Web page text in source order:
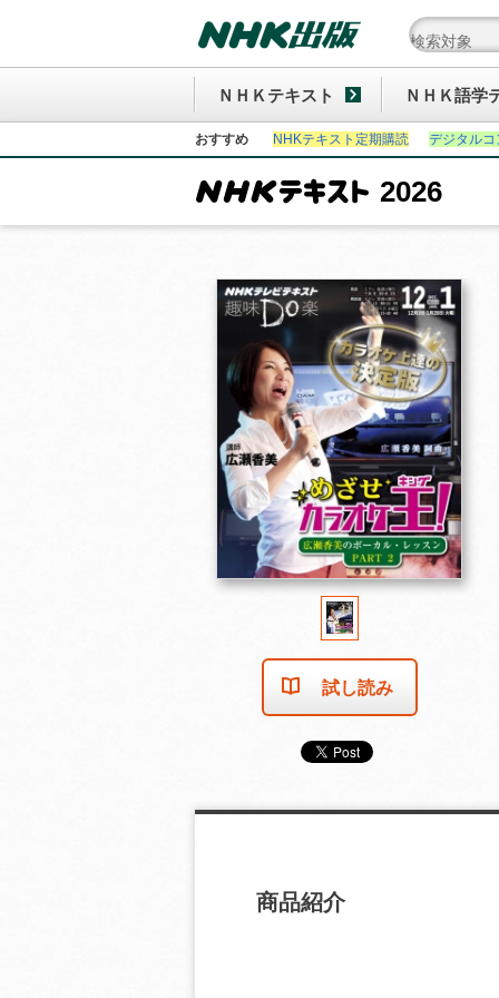
ＮＨＫテキスト ＮＨＫ語学
おすすめ NHKテキスト定期購読 デジタル
2026
試し読み
商品紹介